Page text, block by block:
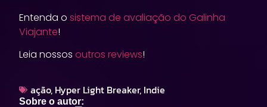
Entenda osistema de avaliação do Galinha
Viajante!
Leia nossos outros reviews!
ação, Hyper Light Breaker, Indie
Sobre o autor: